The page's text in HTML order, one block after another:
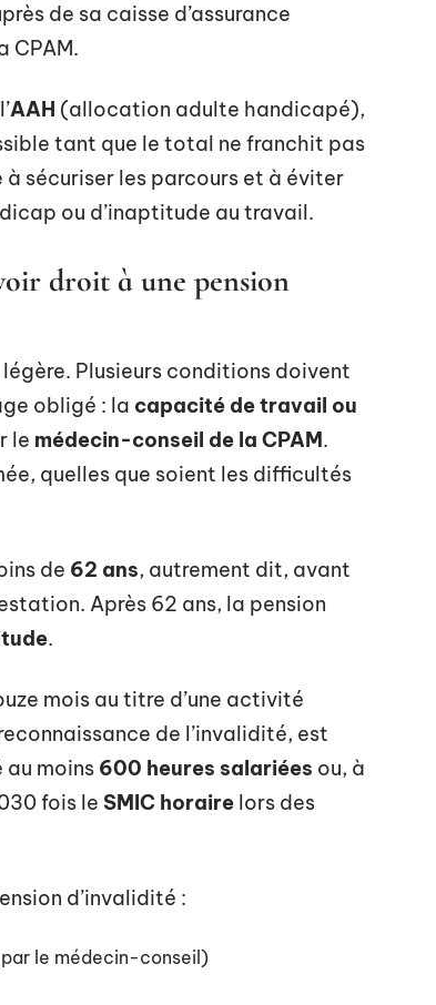
de sa caisse d’assurance
CPAM.
AAH (allocation adulte handicapé),
tant que le total ne franchit pas
à sécuriser les parcours et à éviter
ou d’inaptitude au travail.
droit à une pension
Plusieurs conditions doivent
obligé : la capacité de travail ou
le médecin-conseil de la CPAM.
quelles que soient les difficultés
de 62 ans, autrement dit, avant
Après 62 ans, la pension
.
mois au titre d’une activité
de l’invalidité, est
moins 600 heures salariées ou, à
fois le SMIC horaire lors des
d’invalidité :
le médecin-conseil)